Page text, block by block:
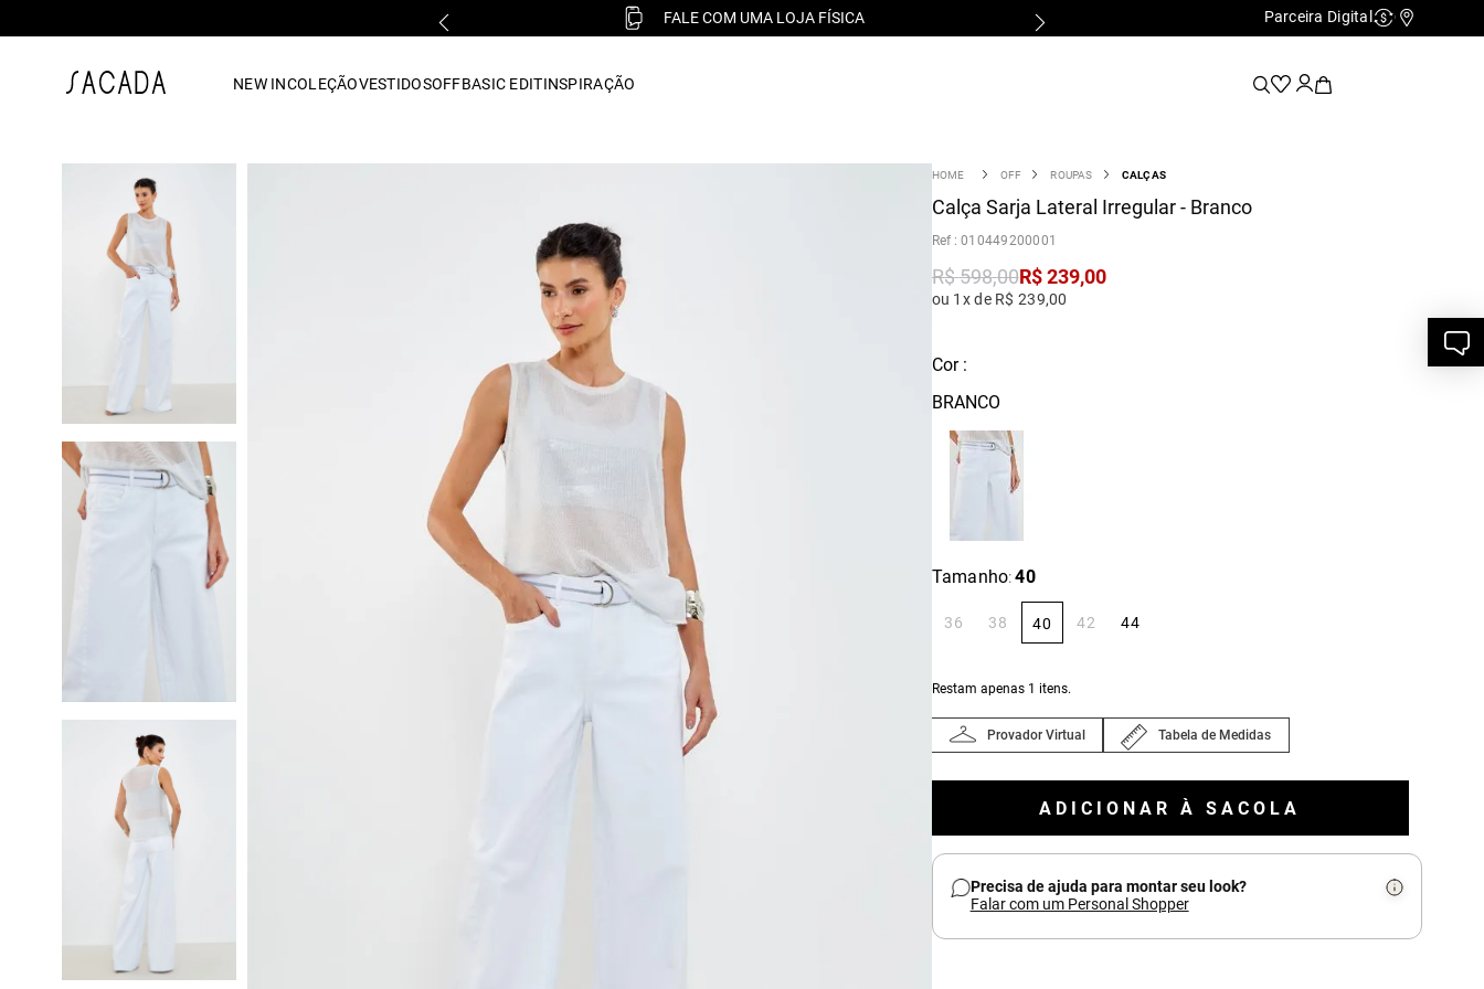
FALE COM UMA LOJA FÍSICA Parceira Digital Cashback
NEW INCOLEÇÃOVESTIDOSOFFBASIC EDITINSPIRAÇÃO
OFF ROUPAS CALÇAS
Calça Sarja Lateral Irregular - Branco
:010449200001
R$598,00R$ 239,00
ou 1x de R$ 239,00
Cor :
BRANCO
Tamanho: 40
36 38 40 42 44
Restam apenas 1 itens.
Provador Virtual Tabela de Medidas
ADICIONAR À SACOLA
Precisa de ajuda para montar seu look?
Falar com um Personal Shopper
vestido midi